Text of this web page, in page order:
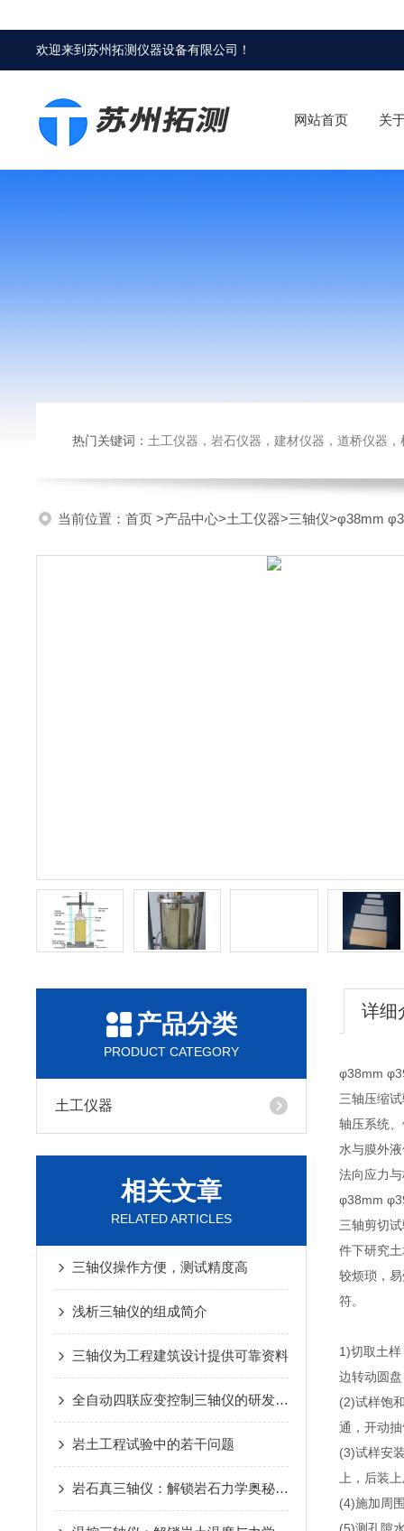
欢迎来到苏州拓测仪器设备有限公司 ！
网站首页 关
热门关键词： 土工仪器，岩石仪器，建材仪器，道桥仪器，检测
当前位置： 首页 >产品中心>土工仪器>三轴仪>φ38mm
产品分类
PRODUCT CATEGORY
土工仪器
相关文章
RELATED ARTICLES
三轴仪操作方便，测试精度高
浅析三轴仪的组成简介
三轴仪为工程建筑设计提供可靠资料
全自动四联应变控制三轴仪的研发与应用
岩土工程试验中的若干问题
岩石真三轴仪：解锁岩石力学奥秘的精密钥匙
详细
φ38mm
三轴压缩
轴压系统
水与膜外
法向应力
φ38mm
三轴剪切
件下研究
较烦琐，
符。
1)切取土
边转动圆
(2)试样饱
通，开动
(3)试样安
上，后装
(4)施加周